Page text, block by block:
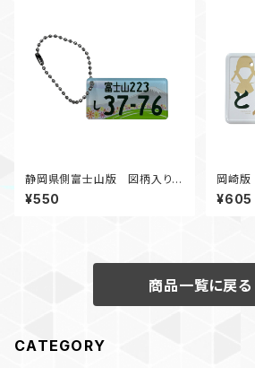
静岡県側富士山版 図柄入りナ
ンバープレートアクリルBC
¥550
岡崎版
ートマ
¥605
商品一覧に戻る
CATEGORY